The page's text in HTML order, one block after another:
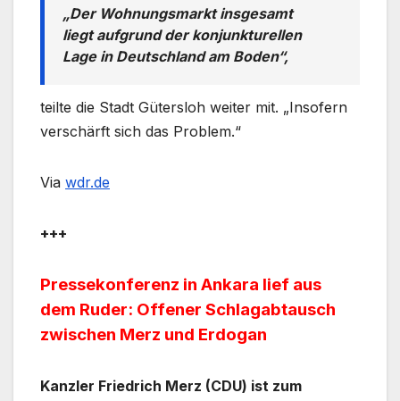
„Der Wohnungsmarkt insgesamt
liegt aufgrund der konjunkturellen
Lage in Deutschland am Boden“,
teilte die Stadt Gütersloh weiter mit. „Insofern
verschärft sich das Problem.“
Via wdr.de
+++
Pressekonferenz in Ankara lief aus
dem Ruder: Offener Schlagabtausch
zwischen Merz und Erdogan
Kanzler Friedrich Merz (CDU) ist zum